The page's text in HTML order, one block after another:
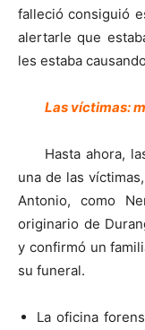
falleció consiguió
alertarle que
les estaba
Las víctimas:
Hasta ahora,
una de las
Antonio, como
originario de
y confirmó un
su funeral.
La oficina